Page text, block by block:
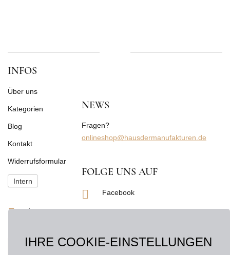
IHRE COOKIE-EINSTELLUNGEN
INFOS
Über uns
Kategorien
Blog
Kontakt
Widerrufsformular
Intern
NEWS
Fragen?
onlineshop@hausdermanufakturen.de
FOLGE UNS AUF
Facebook
Instagram